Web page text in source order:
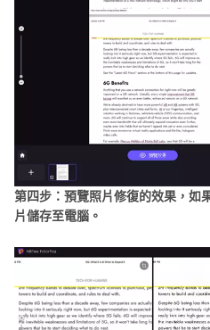
第四步：預覽照片修復的效果，如
片儲存至電腦。